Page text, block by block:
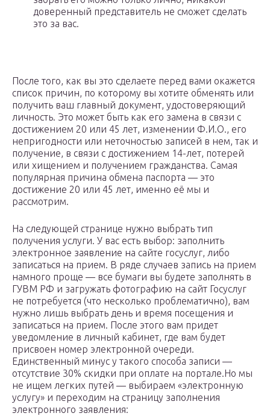
доверенный представитель не сможет сделать
это за вас.
После того, как вы это сделаете перед вами окажется
список причин, по которому вы хотите обменять или
получить ваш главный документ, удостоверяющий
личность. Это может быть как его замена в связи с
достижением 20 или 45 лет, изменении Ф.И.О., его
непригодности или неточностью записей в нем, так и
получение, в связи с достижением 14-лет, потерей
или хищением и получением гражданства. Самая
популярная причина обмена паспорта — это
достижение 20 или 45 лет, именно её мы и
рассмотрим.
На следующей странице нужно выбрать тип
получения услуги. У вас есть выбор: заполнить
электронное заявление на сайте госуслуг, либо
записаться на прием. В ряде случаев запись на прием
намного проще — все бумаги вы будете заполнять в
ГУВМ РФ и загружать фотографию на сайт Госуслуг
не потребуется (что несколько проблематично), вам
нужно лишь выбрать день и время посещения и
записаться на прием. После этого вам придет
уведомление в личный кабинет, где вам будет
присвоен номер электронной очереди.
Единственный минус у такого способа записи —
отсутствие 30% скидки при оплате на портале.Но мы
не ищем легких путей — выбираем «электронную
услугу» и переходим на страницу заполнения
электронного заявления: